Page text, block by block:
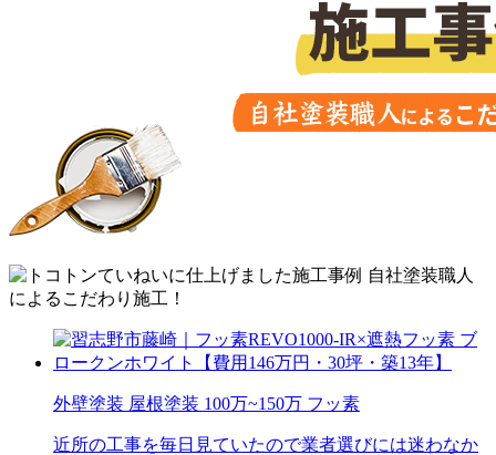
外壁塗装 屋根塗装 100万~150万 フッ素
近所の工事を毎日見ていたので業者選びには迷わなか